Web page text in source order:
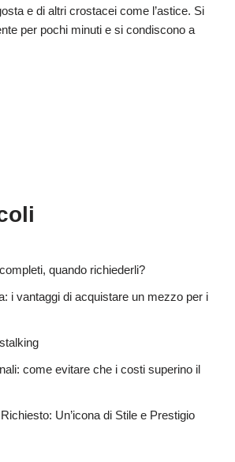
e di altri crostacei come l’astice. Si
per pochi minuti e si condiscono a
quando richiederli?
i vantaggi di acquistare un mezzo per i
come evitare che i costi superino il
Un’icona di Stile e Prestigio